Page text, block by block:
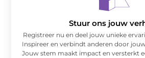
Stuur ons jouw
Registreer nu en deel jouw unieke
Inspireer en verbindt anderen door
Jouw stem maakt impact en versterkt